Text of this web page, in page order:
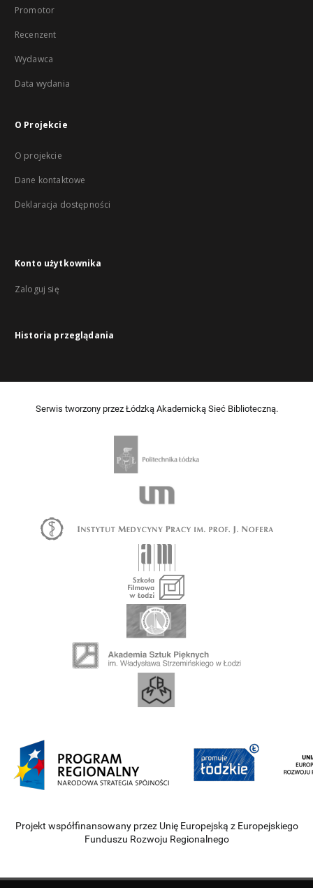
Promotor
Recenzent
Wydawca
Data wydania
O Projekcie
O projekcie
Dane kontaktowe
Deklaracja dostępności
Konto użytkownika
Zaloguj się
Historia przeglądania
Serwis tworzony przez Łódzką Akademicką Sieć Biblioteczną.
Projekt współfinansowany przez Unię Europejską z Europejskiego
Funduszu Rozwoju Regionalnego